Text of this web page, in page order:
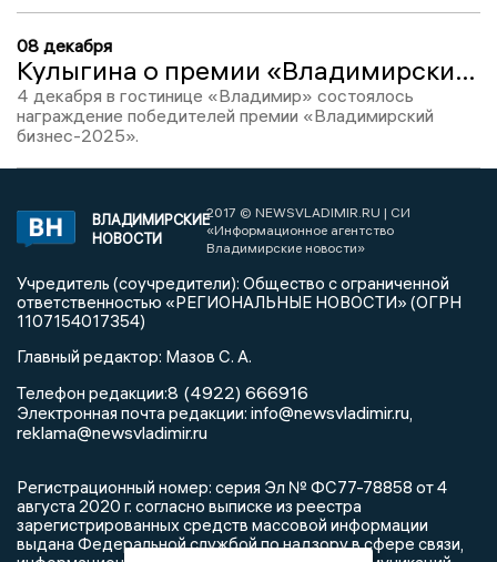
08 декабря
Кулыгина о премии «Владимирский бизнес»: «Отмечать предпринимателей очень важно»
4 декабря в гостинице «Владимир» состоялось
награждение победителей премии «Владимирский
бизнес-2025».
ВЛАДИМИРСКИЕ
НОВОСТИ
2017 © NEWSVLADIMIR.RU | СИ
«Информационное агентство
Владимирские новости»
Учредитель (соучредители): Общество с ограниченной
ответственностью «РЕГИОНАЛЬНЫЕ НОВОСТИ» (ОГРН
1107154017354)
Главный редактор: Мазов С. А.
Телефон редакции:8 (4922) 666916
Электронная почта редакции: info@newsvladimir.ru
reklama@newsvladimir.ru
Регистрационный номер: серия Эл № ФС77-78858 от 4
августа 2020 г. согласно выписке из реестра
зарегистрированных средств массовой информации
выдана Федеральной службой по надзору в сфере связи,